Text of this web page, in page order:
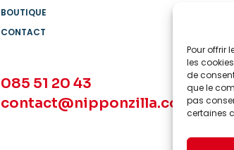
Pour offrir
les
de
que le
pas
certaines
BOUTIQUE
CONTACT
085 51 20 43
contact@nipponzilla.com